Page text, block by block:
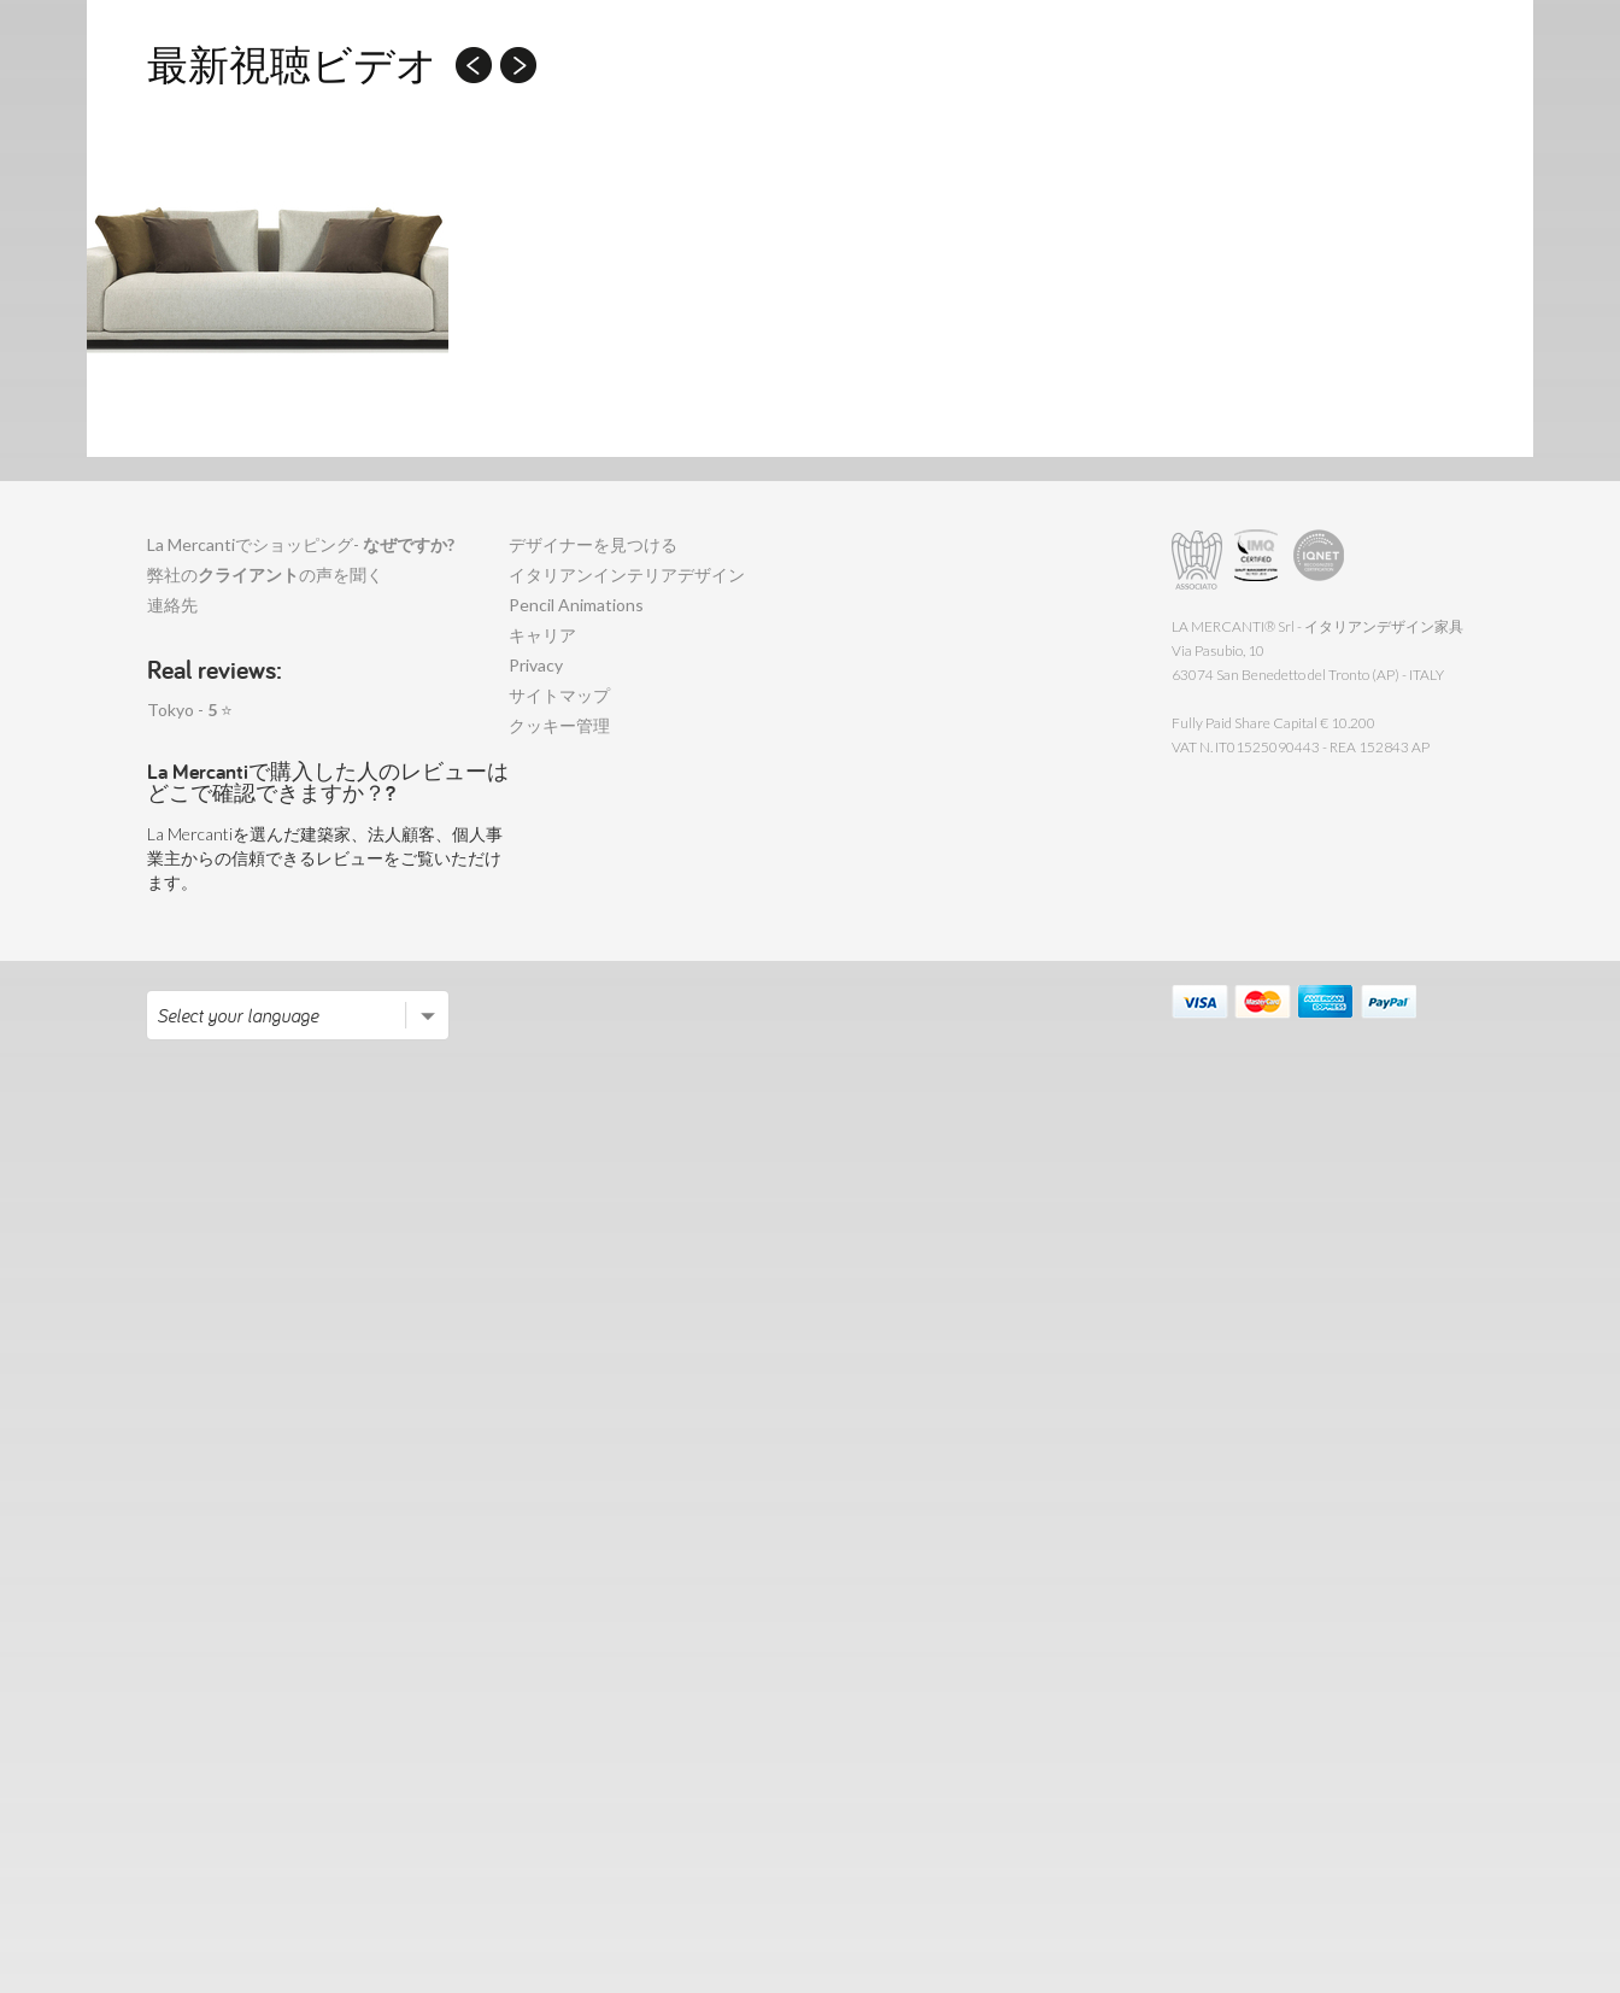
最新視聴ビデオ
La Mercantiでショッピング- なぜですか?
弊社のクライアントの声を聞く
連絡先
Real reviews:
Tokyo - 5 ⭐
La Mercantiで購入した人のレビューは
どこで確認できますか？?
La Mercantiを選んだ建築家、法人顧客、個人事
業主からの信頼できるレビューをご覧いただけ
ます。
デザイナーを見つける
イタリアンインテリアデザイン
Pencil Animations
キャリア
Privacy
サイトマップ
クッキー管理
LA MERCANTI® Srl - イタリアンデザイン家具
Via Pasubio, 10
63074 San Benedetto del Tronto (AP) - ITALY
Fully Paid Share Capital € 10.200
VAT N. IT01525090443 - REA 152843 AP